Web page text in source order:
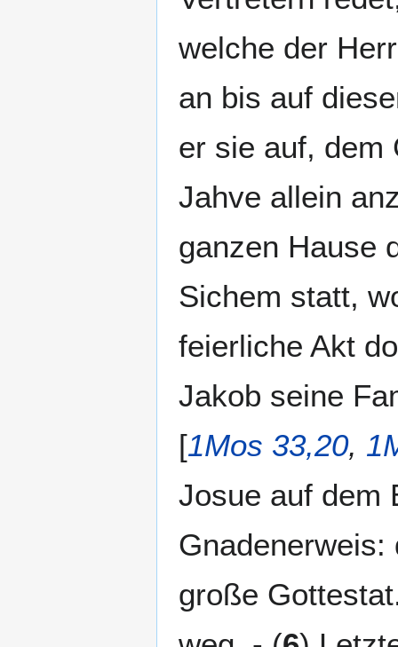
welche der
an bis auf
er sie auf, dem
Jahve allein
ganzen Hause
Sichem statt,
feierliche Akt
Jakob seine
[1Mos 33,20,
Josue auf dem
große